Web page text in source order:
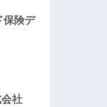
保険デ
社